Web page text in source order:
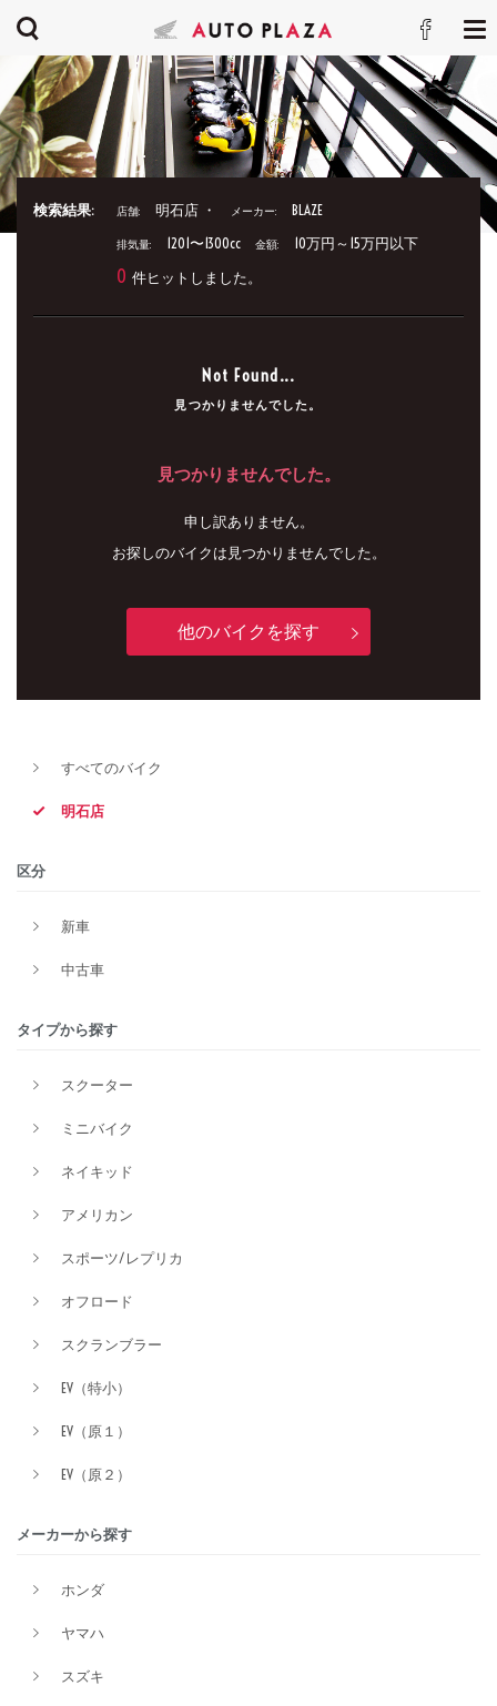
検索結果: 店舗: 明石店 ・ メーカー: BLAZE
排気量: 1201〜1300cc 金額: 10万円～15万円以下
0 件ヒットしました。
Not Found...
見つかりませんでした。
見つかりませんでした。
申し訳ありません。
お探しのバイクは見つかりませんでした。
他のバイクを探す
すべてのバイク
明石店
区分
新車
中古車
タイプから探す
スクーター
ミニバイク
ネイキッド
アメリカン
スポーツ/レプリカ
オフロード
スクランブラー
EV（特小）
EV（原１）
EV（原２）
メーカーから探す
ホンダ
ヤマハ
スズキ
新車
タイプ
価格